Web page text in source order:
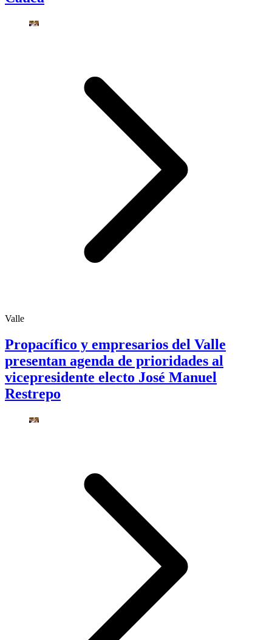
Valle
Propacífico y empresarios del Valle
presentan agenda de prioridades al
vicepresidente electo José Manuel
Restrepo